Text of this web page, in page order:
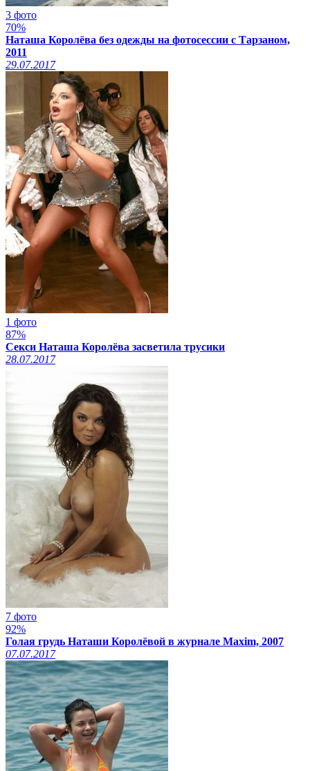
3 фото
70%
Наташа Королёва без одежды на фотосессии с Тарзаном,
2011
29.07.2017
1 фото
87%
Секси Наташа Королёва засветила трусики
28.07.2017
7 фото
92%
Голая грудь Наташи Королёвой в журнале Maxim, 2007
07.07.2017